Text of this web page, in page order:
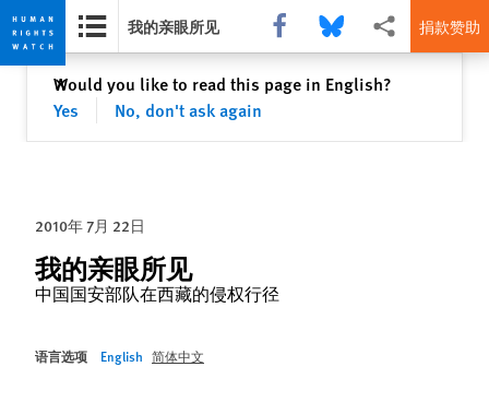
Skip
privacy
Skip
content
我的亲眼所见 Share this via Facebook
Share this via Bluesky
More sharing捐款赞助
Would you like to read this page in English?
Yes
No, don't ask again
✕关闭
2010年 7月 22日
我的亲眼所见
中国国安部队在西藏的侵权行径
语言选项 English 简体中文